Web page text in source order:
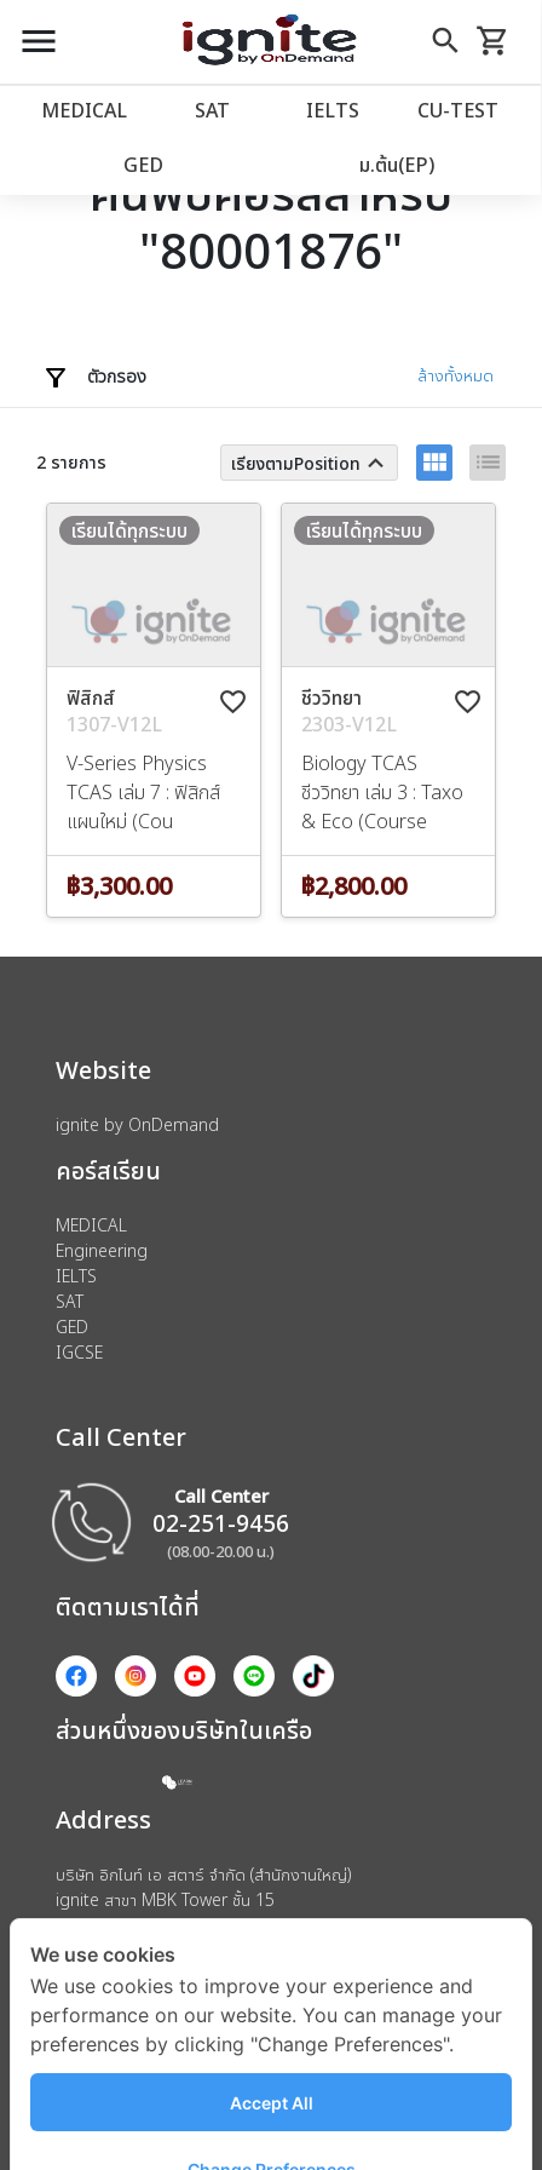
close
account_balance หน้าแรก
เว็บไซต์อิกไนท์
โปรโมชั่น
account_circle เข้าสู่ระบบ
menu search
Skip
to
shopping_cart
รถเข็น
MEDICAL SAT IELTS CU‑TEST
GED ม.ต้น(EP)
ค้นพบคอร์สสำหรับ
"80001876"
ตัวกรอง ล้างทั้งหมด
2 รายการ เรียงตามPosition keyboard_arrow_up view_module list
favorite_border
ฟิสิกส์
1307-V12L
V-Series Physics
TCAS เล่ม 7 : ฟิสิกส์
แผนใหม่ (Cou
เรียนได้ทุกระบบ
฿3,300.00
favorite_border
ชีววิทยา
2303-V12L
Biology TCAS
ชีววิทยา เล่ม 3 : Taxo
& Eco (Course
เรียนได้ทุกระบบ
฿2,800.00
Website
ignite by OnDemand
คอร์สเรียน
MEDICAL
Engineering
IELTS
SAT
GED
IGCSE
Call Center
Call Center
02-251-9456
(08.00-20.00 น.)
ติดตามเราได้ที่
ส่วนหนึ่งของบริษัทในเครือ
Address
บริษัท อิกไนท์ เอ สตาร์ จำกัด (สำนักงานใหญ่)
ignite สาขา MBK Tower ชั้น 15
ถนนพญาไท แขวงวังใหม่ เขตปทุมวัน กรุงเทพมหานคร 10330
We use cookies
We use cookies to improve your experience and
performance on our website. You can manage your
preferences by clicking "Change Preferences".
Accept All